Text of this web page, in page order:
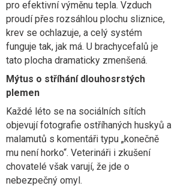
pro efektivní výměnu tepla. Vzduch
proudí přes rozsáhlou plochu sliznice,
krev se ochlazuje, a celý systém
funguje tak, jak má. U brachycefalů je
tato plocha dramaticky zmenšená.
Mýtus o stříhání dlouhosrstých
plemen
Každé léto se na sociálních sítích
objevují fotografie ostříhaných huskyů a
malamutů s komentáři typu „konečně
mu není horko“. Veterináři i zkušení
chovatelé však varují, že jde o
nebezpečný omyl.